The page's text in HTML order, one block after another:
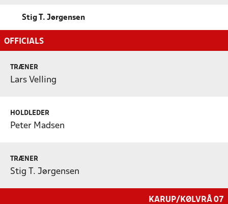
Stig T. Jørgensen
OFFICIALS
TRÆNER
Lars Velling
HOLDLEDER
Peter Madsen
TRÆNER
Stig T. Jørgensen
KARUP/KØLVRÅ 07